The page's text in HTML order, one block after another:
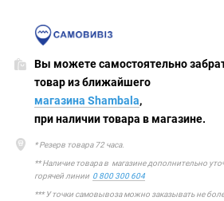
Вы можете самостоятельно
товар из
магазина Shambala,
при наличии товара в магазине.
* Резерв товара 72 часа.
** Наличие товара в магазине дополнительно
горячей линии 0 800 300 604
*** У точки самовывоза можно заказывать не